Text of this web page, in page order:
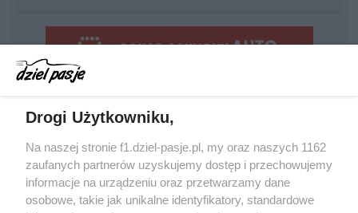
Czy uważasz, że przerwa wakacyjna
powinna mieć miejsce w F1?
Drogi Użytkowniku,
Na naszej stronie f1.dziel-pasje.pl, my oraz naszych 1162
zaufanych partnerów uzyskujemy dostęp i przechowujemy
informacje na urządzeniu oraz przetwarzamy dane
osobowe, takie jak unikalne identyfikatory, standardowe